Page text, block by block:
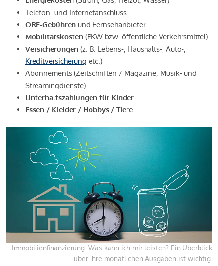
Telefon- und Internetanschluss
ORF-Gebühren und Fernsehanbieter
Mobilitätskosten (PKW bzw. öffentliche Verkehrsmittel)
Versicherungen (z. B. Lebens-, Haushalts-, Auto-,
Kreditversicherung etc.)
Abonnements (Zeitschriften / Magazine, Musik- und
Streamingdienste)
Unterhaltszahlungen für Kinder
Essen / Kleider / Hobbys / Tiere.
Immobilienfinanzierung: Was kann ich mir leisten? Ein Überblick
über Ihre monatlichen Ausgaben ist wichtig.